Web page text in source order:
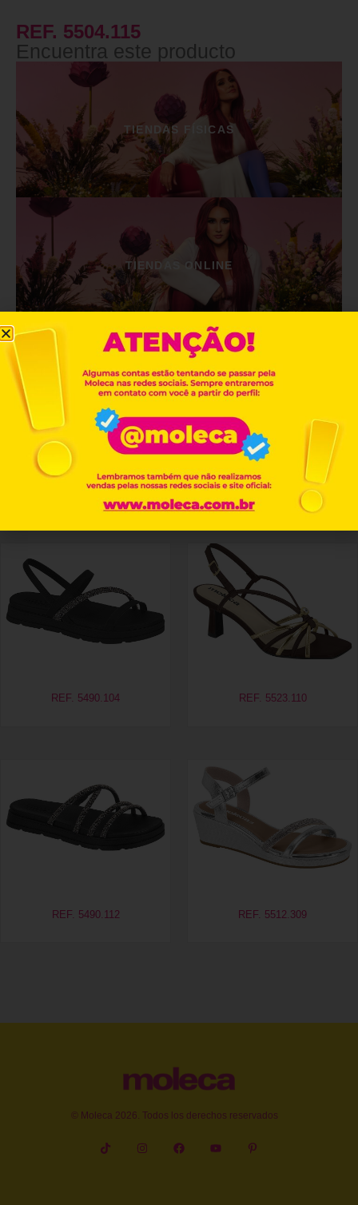
REF. 5504.115
Encuentra este producto
TIENDAS FÍSICAS
TIENDAS ONLINE
Productos relacionados
REF. 5490.104 REF. 5523.110
REF. 5490.112 REF. 5512.309
© Moleca 2026. Todos los derechos reservados